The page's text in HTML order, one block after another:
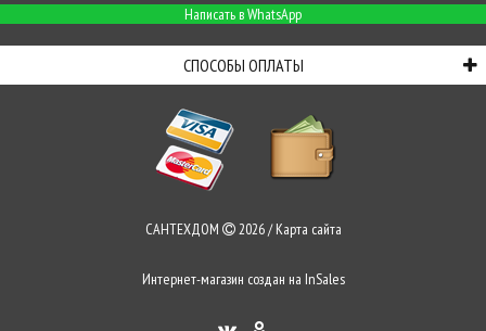
Написать в WhatsApp
СПОСОБЫ ОПЛАТЫ
САНТЕХДОМ 2026 /Карта сайта
Интернет-магазин создан на InSales